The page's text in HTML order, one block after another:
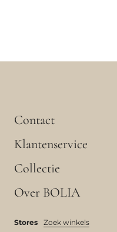
Contact
Klantenservice
Collectie
Over BOLIA
Stores Zoek winkels